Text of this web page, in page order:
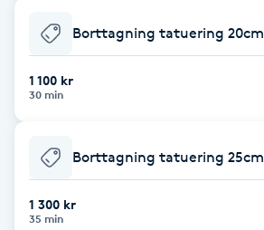
Manikyr & Pedikyr
Massage
Medial vägledning
Borttagning tatuering 20cm
1 100 kr
30 min
Borttagning tatuering 25cm
1 300 kr
35 min